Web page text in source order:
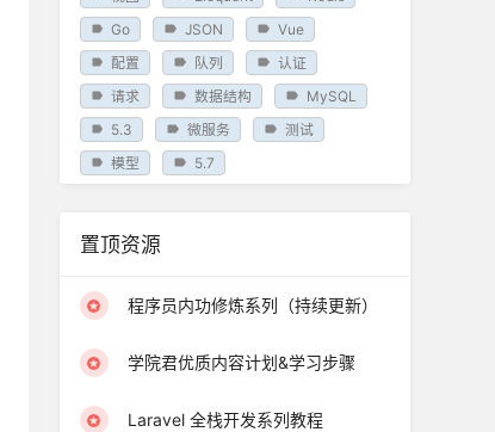
Go
JSON
Vue
配置
队列
认证
请求
数据结构
MySQL
5.3
微服务
测试
模型
5.7
置顶资源
程序员内功修炼系列（持续更新）
学院君优质内容计划&学习步骤
Laravel 全栈开发系列教程